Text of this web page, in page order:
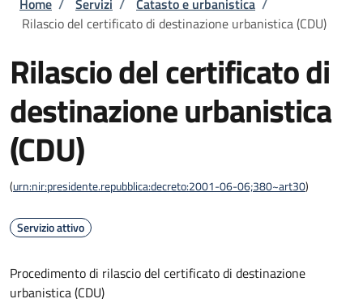
Home / Servizi / Catasto e urbanistica /
Rilascio del certificato di destinazione urbanistica (CDU)
Rilascio del certificato di
destinazione urbanistica
(CDU)
(urn:nir:presidente.repubblica:decreto:2001-06-06;380~art30)
Servizio attivo
Procedimento di rilascio del certificato di destinazione
urbanistica (CDU)